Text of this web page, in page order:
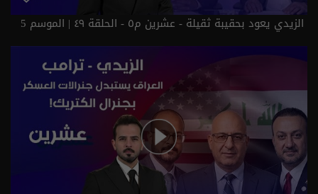
الزيدي يعود بحقيبة ثقيلة - عشرين م٥ - الحلقة ٤٩ | الموسم 5